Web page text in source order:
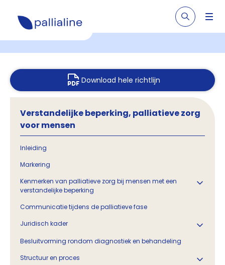
Download hele richtlijn
Verstandelijke beperking, palliatieve zorg
voor mensen
Inleiding
Markering
Kenmerken van palliatieve zorg bij mensen met een
verstandelijke beperking
Communicatie tijdens de palliatieve fase
Juridisch kader
Besluitvorming rondom diagnostiek en behandeling
Structuur en proces